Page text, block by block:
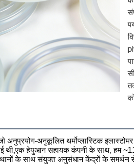
अनुकूलित थर्मोप्लास्टिक इलास्टोमर
थी,एक हेयुआन सहायक कंपनी के साथ, हम
के साथ संयुक्त अनुसंधान केंद्रों के